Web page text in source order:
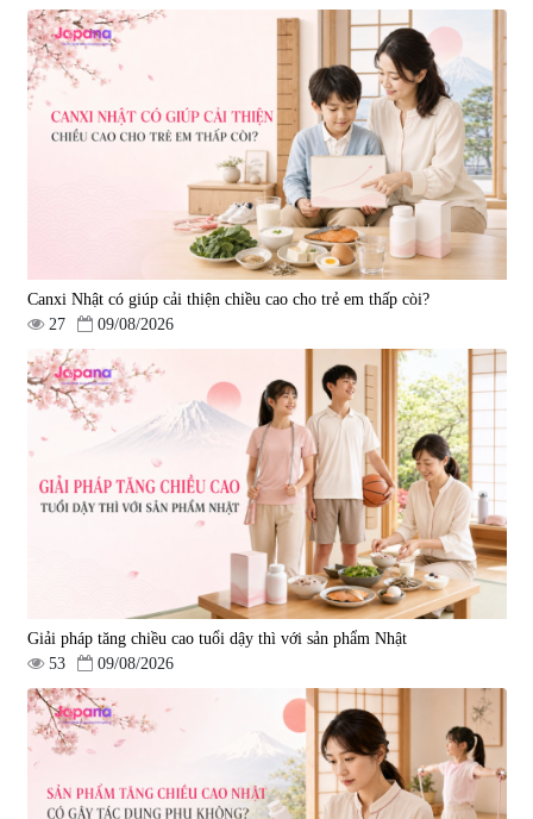
Canxi Nhật có giúp cải thiện chiều cao cho trẻ em thấp còi?
27
09/08/2026
Giải pháp tăng chiều cao tuổi dậy thì với sản phẩm Nhật
53
09/08/2026